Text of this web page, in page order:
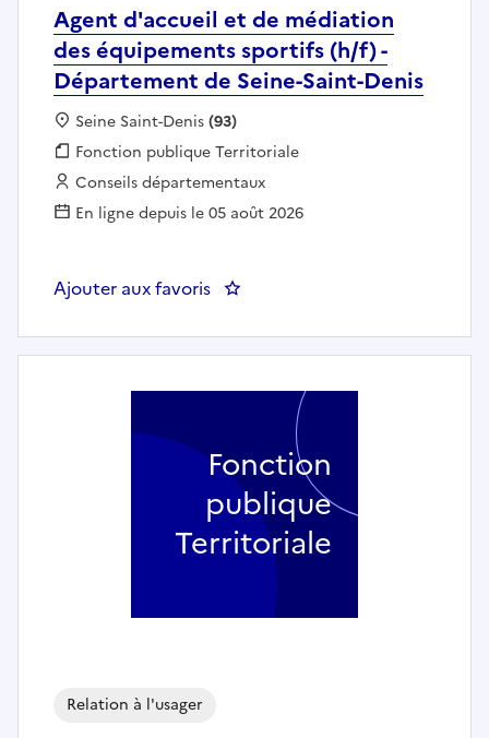
Agent d'accueil et de médiation
des équipements sportifs (h/f) -
Département de Seine-Saint-Denis
Localisation :
Seine Saint-Denis(93)
Fonction publique :
Fonction publique Territoriale
Employeur :
Conseils départementaux
En ligne depuis le 05 août 2026
Ajouter aux favoris : Agent d'accueil et de
Relation à l'usager
Fonction
publique
Territoriale